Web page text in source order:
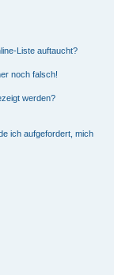
Liste auftaucht?
noch falsch!
werden?
ich aufgefordert, mich